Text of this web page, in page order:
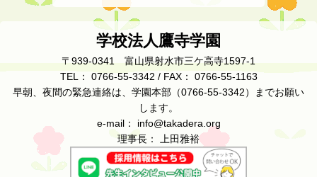
学校法人鷹寺学園
〒939-0341 富山県射水市三ケ高寺1597-1
TEL： 0766-55-3342 / FAX： 0766-55-1163
早朝、夜間の緊急連絡は、学園本部（0766-55-3342）までお願い
します。
e-mail： info@takadera.org
理事長： 上田雅裕